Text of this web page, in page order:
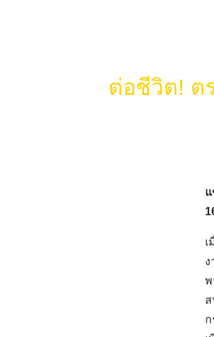
ต่อชีวิต! ต
แ
ง
พ
ส
ก